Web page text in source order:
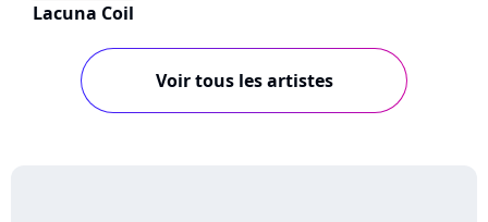
Lacuna Coil
Voir tous les artistes